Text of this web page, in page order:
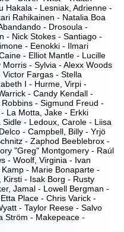
Hakala - Lesniak, Adrienne -
Rahikainen - Natalia Boa
- Drosoula -
- Nick Stokes - Santiago -
- Eenokki - Ilmari
- Elliot Mantle - Lucille
- Sylvia - Alexx Woods
Fargas - Stella
I - Hurme, Virpi -
- Candy Kendall -
- Sigmund Freud -
La Motta, Jake - Erkki
- Ledoux, Carole - Liisa
- Campbell, Billy - Yrjö
- Zaphod Beeblebrox -
"Greg" Montgomery - Raúl
- Woolf, Virginia - Ivan
- Marie Bonaparte -
- Isak Borg - Rusty
Jamal - Lowell Bergman -
Place - Chris Varick -
- Taylor Reese - Salvo
Ström - Makepeace -